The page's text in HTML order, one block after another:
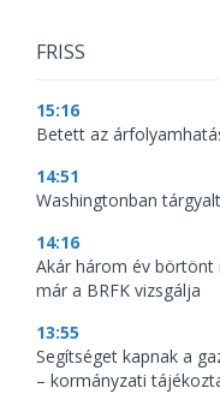
FRISS
15:16
Betett az
14:51
Washingtonban
14:16
Akár három év börtönt
már a BRFK vizsgálja
13:55
Segítséget kapnak a
– kormányzati